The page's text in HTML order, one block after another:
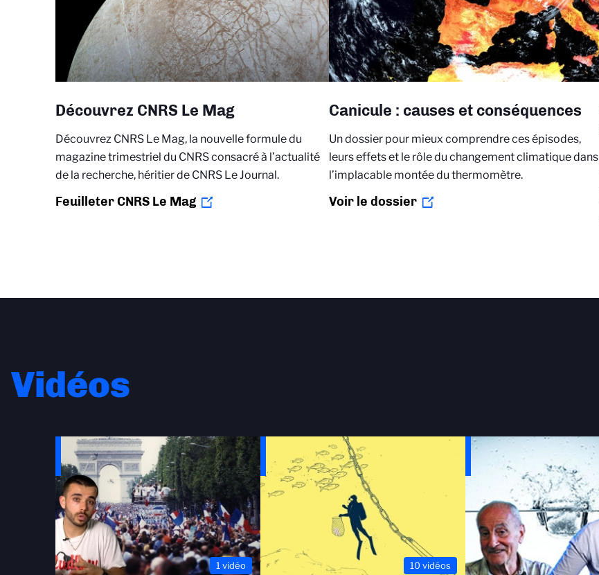
Découvrez CNRS Le Mag
Découvrez CNRS Le Mag, la nouvelle formule du
magazine trimestriel du CNRS consacré à l’actualité
de la recherche, héritier de CNRS Le Journal.
Feuilleter CNRS Le Mag
Canicule : causes et conséquences
Un dossier pour mieux comprendre ces épisodes,
leurs effets et le rôle du changement climatique dans
l’implacable montée du thermomètre.
Voir le dossier
Vidéos
1 vidéo 10 vidéos